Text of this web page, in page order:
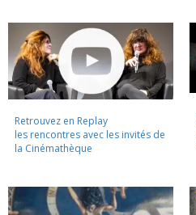
Retrouvez en Replay
les rencontres avec les invités de
la Cinémathèque